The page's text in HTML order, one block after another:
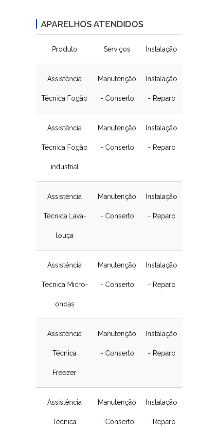
APARELHOS ATENDIDOS
Produto Serviços Instalação
Assistência
Técnica Fogão
Manutenção
- Conserto
Instalação
- Reparo
Assistência
Técnica Fogão
industrial
Manutenção
- Conserto
Instalação
- Reparo
Assistência
Técnica Lava-
louça
Manutenção
- Conserto
Instalação
- Reparo
Assistência
Técnica Micro-
ondas
Manutenção
- Conserto
Instalação
- Reparo
Assistência
Técnica
Freezer
Manutenção
- Conserto
Instalação
- Reparo
Assistência
Técnica
Manutenção
- Conserto
Instalação
- Reparo